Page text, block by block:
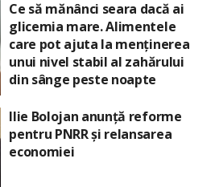
Ce să mănânci seara dacă ai
glicemia mare. Alimentele
care pot ajuta la menținerea
unui nivel stabil al zahărului
din sânge peste noapte
Ilie Bolojan anunță reforme
pentru PNRR și relansarea
economiei